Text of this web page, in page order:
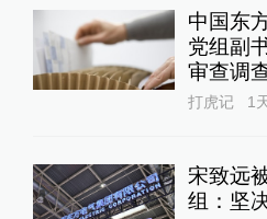
中国东
党组副
审查调
打虎记 1
宋致远
组：坚